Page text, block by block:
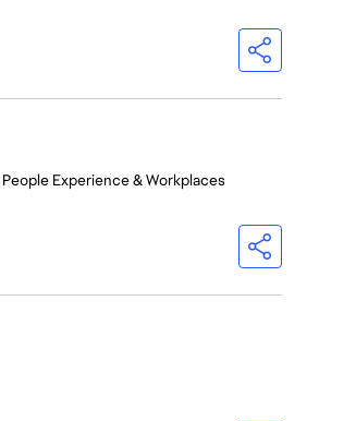
People Experience & Workplaces